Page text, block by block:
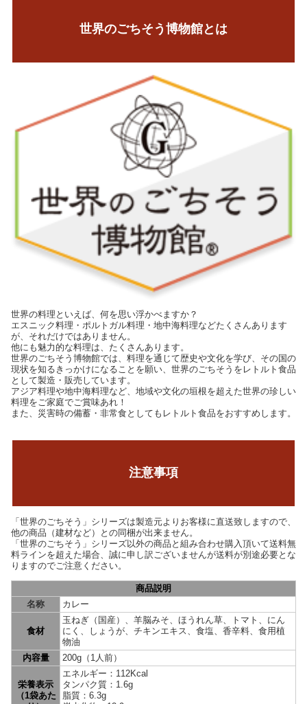
世界のごちそう博物館とは
世界の料理といえば、何を思い浮かべますか？
エスニック料理・ポルトガル料理・地中海料理などたくさんあります
が、それだけではありません。
他にも魅力的な料理は、たくさんあります。
世界のごちそう博物館では、料理を通じて歴史や文化を学び、その国の
現状を知るきっかけになることを願い、世界のごちそうをレトルト食品
として製造・販売しています。
アジア料理や地中海料理など、地域や文化の垣根を超えた世界の珍しい
料理をご家庭でご賞味あれ！
また、災害時の備蓄・非常食としてもレトルト食品をおすすめします。
注意事項
「世界のごちそう」シリーズは製造元よりお客様に直送致しますので、
他の商品（建材など）との同梱が出来ません。
「世界のごちそう」シリーズ以外の商品と組み合わせ購入頂いて送料無
料ラインを超えた場合、誠に申し訳ございませんが送料が別途必要とな
りますのでご注意ください。
商品説明
名称
カレー
食材
玉ねぎ（国産）、羊脳みそ、ほうれん草、トマト、にん
にく、しょうが、チキンエキス、食塩、香辛料、食用植
物油
内容量
200g（1人前）
栄養表示
（1袋あた
エネルギー：112Kcal
タンパク質：1.6g
脂質：6.3g